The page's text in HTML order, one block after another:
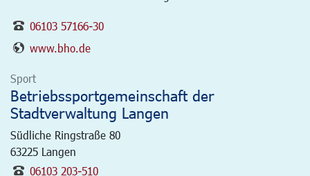
06103 57166-30
www.bho.de
Sport
Betriebssportgemeinschaft der
Stadtverwaltung Langen
Südliche Ringstraße 80
63225 Langen
06103 203-510